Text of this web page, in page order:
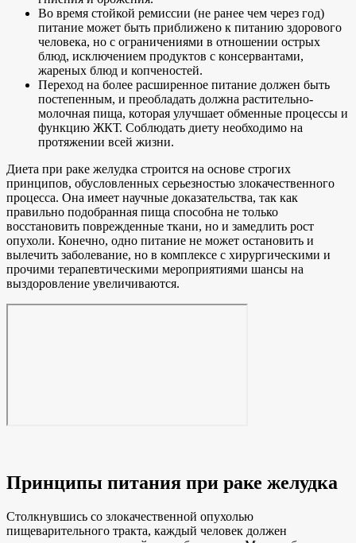
Во время стойкой ремиссии (не ранее чем через год)
питание может быть приближено к питанию здорового
человека, но с ограничениями в отношении острых
блюд, исключением продуктов с консервантами,
жареных блюд и копченостей.
Переход на более расширенное питание должен быть
постепенным, и преобладать должна растительно-
молочная пища, которая улучшает обменные процессы и
функцию ЖКТ. Соблюдать диету необходимо на
протяжении всей жизни.
Диета при раке желудка строится на основе строгих
принципов, обусловленных серьезностью злокачественного
процесса. Она имеет научные доказательства, так как
правильно подобранная пища способна не только
восстановить поврежденные ткани, но и замедлить рост
опухоли. Конечно, одно питание не может остановить и
вылечить заболевание, но в комплексе с хирургическими и
прочими терапевтическими мероприятиями шансы на
выздоровление увеличиваются.
Принципы питания при раке желудка
Столкнувшись со злокачественной опухолью
пищеварительного тракта, каждый человек должен